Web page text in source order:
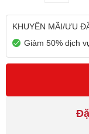
KHUYẾN MÃI/ƯU
Giảm 50% dịch